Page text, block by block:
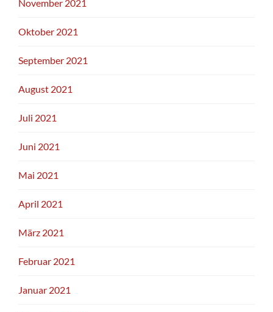
November 2021
Oktober 2021
September 2021
August 2021
Juli 2021
Juni 2021
Mai 2021
April 2021
März 2021
Februar 2021
Januar 2021